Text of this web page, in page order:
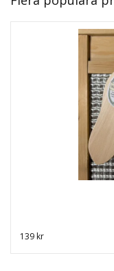
139 kr